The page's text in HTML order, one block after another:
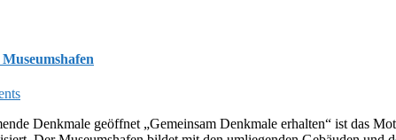
Denkmale geöffnet „Gemeinsam Denkmale erhalten“ ist das